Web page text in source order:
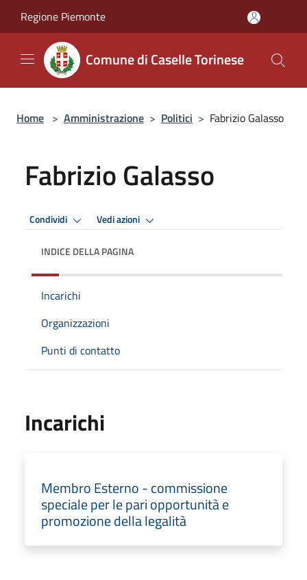
Regione Piemonte
Comune di Caselle Torinese
Home > Amministrazione > Politici > Fabrizio Galasso
Fabrizio Galasso
Condividi Vedi azioni
INDICE DELLA PAGINA
Incarichi
Organizzazioni
Punti di contatto
Incarichi
Membro Esterno - commissione
speciale per le pari opportunità e
promozione della legalità